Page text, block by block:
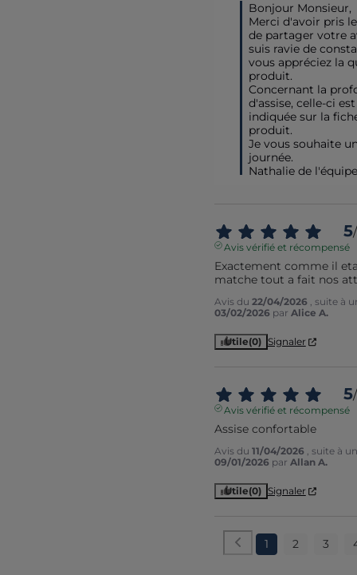
Bonjour Monsieur,
Merci d'avoir pris
de partager votre
suis ravie de
vous appréciez la
produit.
Concernant la
d'assise, celle-ci
indiquée sur la
produit.
Je vous souhaite
journée.
Nathalie de
5/
Avis vérifié et récompensé
Exactement comme il
matche tout a fait nos
Avis du 22/04/2026 , suite à
03/02/2026 par Alice A.
Utile(0) Signaler
5/
Avis vérifié et récompensé
Assise confortable
Avis du 11/04/2026 , suite à
09/01/2026 par Allan A.
Utile(0) Signaler
1 2 3